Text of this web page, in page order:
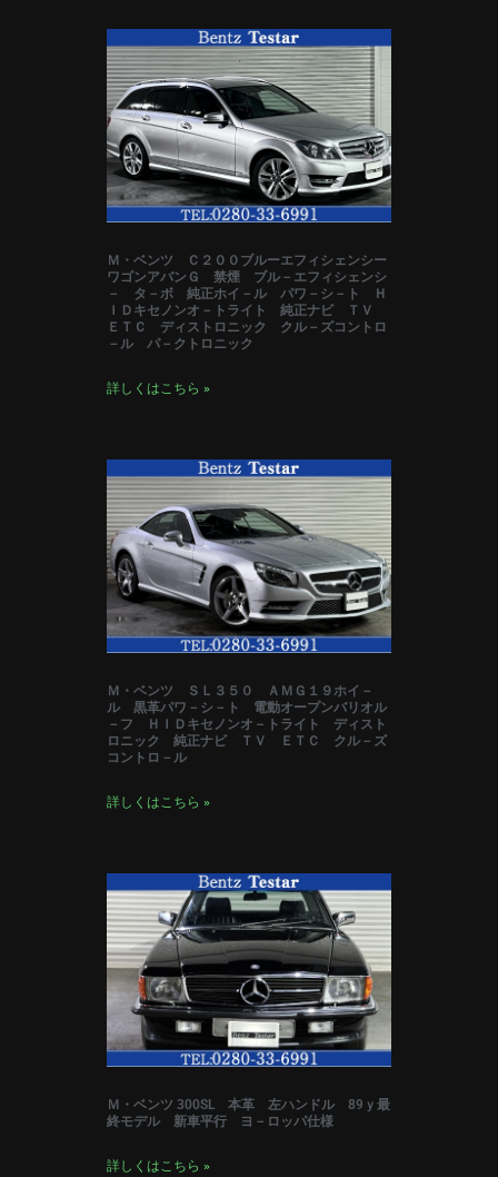
Ｍ・ベンツ Ｃ２００ブルーエフィシェンシー
ワゴンアバンＧ 禁煙 ブル－エフィシェンシ
－ タ－ボ 純正ホイ－ル パワ－シ－ト Ｈ
ＩＤキセノンオ－トライト 純正ナビ ＴＶ
ＥＴＣ ディストロニック クル－ズコントロ
－ル パ－クトロニック
詳しくはこちら »
Ｍ・ベンツ ＳＬ３５０ ＡＭＧ１９ホイ－
ル 黒革パワ－シ－ト 電動オープンバリオル
－フ ＨＩＤキセノンオ－トライト ディスト
ロニック 純正ナビ ＴＶ ＥＴＣ クル－ズ
コントロ－ル
詳しくはこちら »
Ｍ・ベンツ 300SL 本革 左ハンドル 89ｙ最
終モデル 新車平行 ヨ－ロッパ仕様
詳しくはこちら »